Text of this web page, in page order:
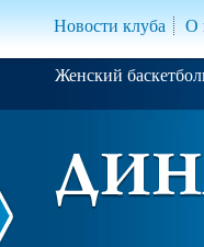
Новости клуба О
Женский